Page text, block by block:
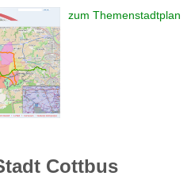
zum Themenstadtplan
Cottbus